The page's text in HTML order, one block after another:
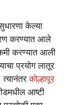
सुधारणा केल्या
करण्यात आले
करण्यात आली
प्रयोग लातूर
त्यानंतरकोल्हापूर
आष्टी